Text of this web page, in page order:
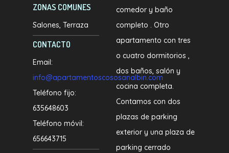
ZONAS COMUNES
Salones Terraza
CONTACTO
Email:
info@apartamentoscososanalbin.com
Teléfono fijo:
635648603
Teléfono móvil:
656643715
comedor y baño
completo . Otro
apartamento con tres
o cuatro dormitorios ,
dos baños, salón y
cocina completa.
Contamos con dos
plazas de parking
exterior y una plaza de
parking cerrado